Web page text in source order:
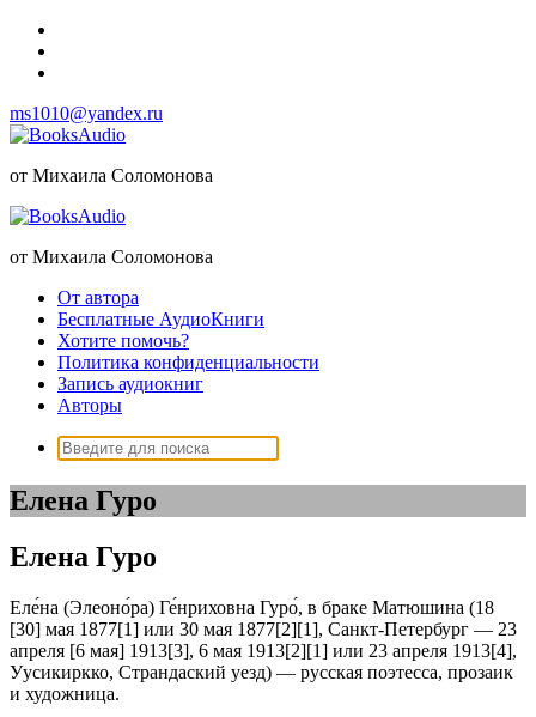
Перейти
содержимому
ms1010@yandex.ru
от Михаила Соломонова
от Михаила Соломонова
От автора
Бесплатные АудиоКниги
Хотите помочь?
Политика конфиденциальности
Запись аудиокниг
Авторы
Поиск:
Елена Гуро
Елена Гуро
Еле́на (Элеоно́ра) Ге́нриховна Гуро́, в браке Матюшина (18
[30] мая 1877[1] или 30 мая 1877[2][1], Санкт-Петербург — 23
апреля [6 мая] 1913[3], 6 мая 1913[2][1] или 23 апреля 1913[4],
Уусикиркко, Страндаский уезд) — русская поэтесса, прозаик
и художница.